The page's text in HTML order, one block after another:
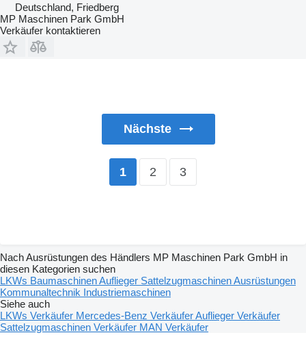
Deutschland, Friedberg
MP Maschinen Park GmbH
Verkäufer kontaktieren
Nächste
1 2 3
Nach Ausrüstungen des Händlers MP Maschinen Park GmbH in
diesen Kategorien suchen
LKWs BaumaschinenAuflieger SattelzugmaschinenAusrüstungen
Kommunaltechnik Industriemaschinen
Siehe auch
LKWs Verkäufer Mercedes-Benz VerkäuferAuflieger Verkäufer
Sattelzugmaschinen Verkäufer MAN Verkäufer